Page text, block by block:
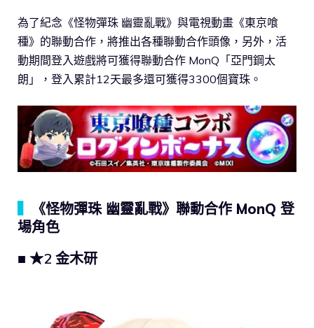
為了紀念《怪物彈珠 幽靈亂戰》與電視動畫《東京喰
種》的聯動合作，將推出各種聯動合作頭像，另外，活
動期間登入遊戲將可獲得聯動合作 MonQ「亞門鋼太
朗」，登入累計12天最多還可獲得3300個寶珠。
《怪物彈珠 幽靈亂戰》聯動合作 MonQ 登
場角色
■ ★2 金木研